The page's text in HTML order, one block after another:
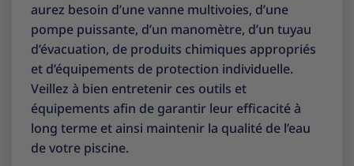
aurez besoin d’une vanne multivoies, d’une
pompe puissante, d’un manomètre, d’un tuyau
d’évacuation, de produits chimiques appropriés
et d’équipements de protection individuelle.
Veillez à bien entretenir ces outils et
équipements afin de garantir leur efficacité à
long terme et ainsi maintenir la qualité de l’eau
de votre piscine.